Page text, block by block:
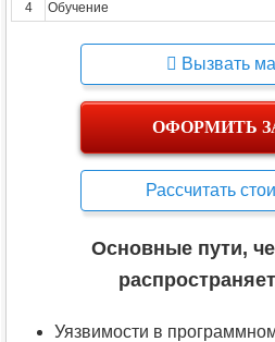
4 Обучение
Вызвать
ОФОРМИТЬ
Рассчитать
Основные пути,
Уязвимости в